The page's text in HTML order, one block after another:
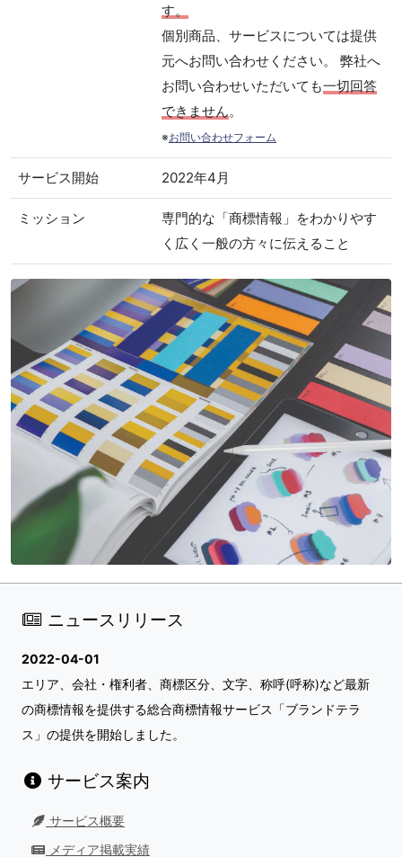
す。
個別商品、サービスについては提供
元へお問い合わせください。 弊社へ
お問い合わせいただいても一切回答
できません。
※お問い合わせフォーム
サービス開始 2022年4月
ミッション
専門的な「商標情報」をわかりやす
く広く一般の方々に伝えること
ニュースリリース
2022-04-01
エリア、会社・権利者、商標区分、文字、称呼(呼称)など最新
の商標情報を提供する総合商標情報サービス「ブランドテラ
ス」の提供を開始しました。
サービス案内
サービス概要
メディア掲載実績